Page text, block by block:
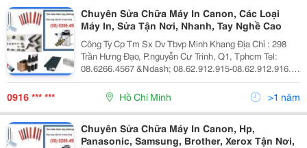
Chuyên Sửa Chữa Máy In Canon, Các Loại
Máy In, Sửa Tận Nơi, Nhanh, Tay Nghề Cao
Công Ty Cp Tm Sx Dv Tbvp Minh Khang Địa Chỉ : 298
Trần Hưng Đạo, P.nguyễn Cư Trinh, Q1, Tphcm Tel:
08.6266.4567 &Ndash; 08.62.912.915-08.62.912.916.
Fax: 08.39.209.309 Website: Www.minhkhangjsc.com
0916 *** *** Hồ Chí Minh >1 năm
Chuyên Sửa Chữa Máy In Canon, Hp,
Panasonic, Samsung, Brother, Xerox Tận Nơi,